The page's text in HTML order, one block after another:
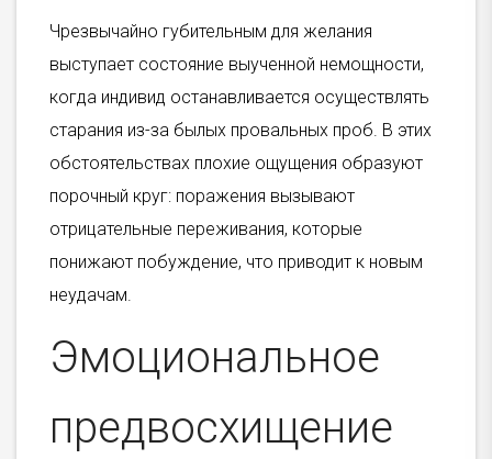
Чрезвычайно губительным для желания
выступает состояние выученной немощности,
когда индивид останавливается осуществлять
старания из-за былых провальных проб. В этих
обстоятельствах плохие ощущения образуют
порочный круг: поражения вызывают
отрицательные переживания, которые
понижают побуждение, что приводит к новым
неудачам.
Эмоциональное
предвосхищение